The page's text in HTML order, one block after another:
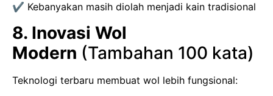
✔ Kebanyakan masih diolah menjadi kain tradisional
8. Inovasi Wol
Modern (Tambahan 100 kata)
Teknologi terbaru membuat wol lebih fungsional: